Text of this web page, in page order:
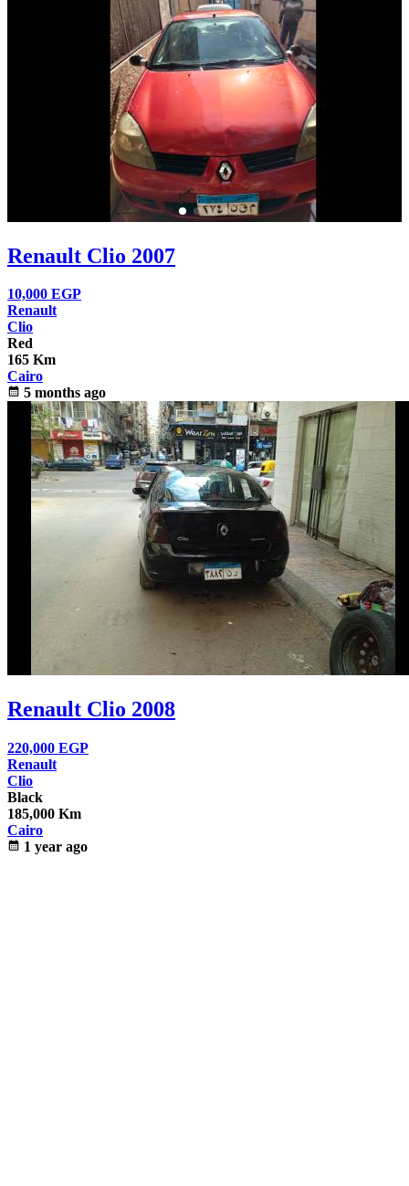
Renault Clio 2007
10,000 EGP
Renault
Clio
Red
165 Km
Cairo
calendar_month 5 months ago
Renault Clio 2008
220,000 EGP
Renault
Clio
Black
185,000 Km
Cairo
calendar_month 1 year ago